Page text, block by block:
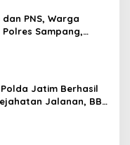
PNS, Warga
Sampang,
Jatim Berhasil
Jalanan, BB
12 Mobil Diamankan